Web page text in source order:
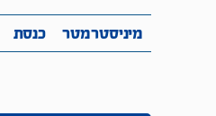
מיניסטרמטר כנסת
מיניסטרמטר